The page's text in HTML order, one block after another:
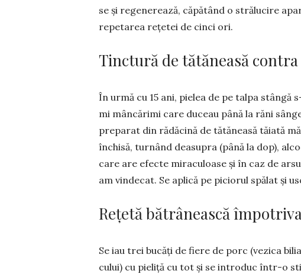
se și rege­ne­rează, că­pă­tând o strălucire
repetarea rețetei de cinci ori.
Tinctură de tătăneasă
În urmă cu 15 ani, pielea de pe talpa
mi mân­cărimi care duceau până la răni
preparat din rădăcină de tătăneasă tăiată
închisă, turnând deasupra (până la dop),
care are efecte miraculoase și în caz de
am vindecat. Se aplică pe piciorul spălat și
Rețetă bătrânească
Se iau trei bucăți de fiere de porc (vezica
cului) cu pieliță cu tot și se introduc într-o